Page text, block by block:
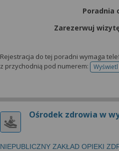
Poradnia
Zarezerwuj
Rejestracja do tej poradni wymaga
z przychodnią pod numerem:
Ośrodek zdrowia w
NIEPUBLICZNY ZAKŁAD OPIEKI